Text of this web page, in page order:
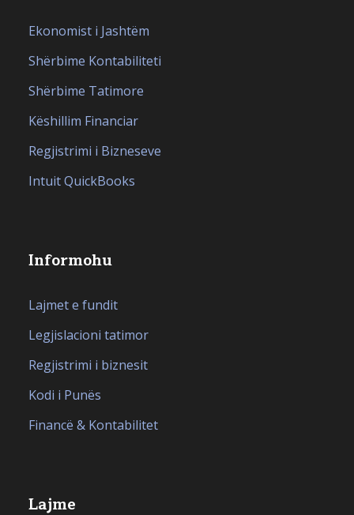
Ekonomist i Jashtëm
Shërbime Kontabiliteti
Shërbime Tatimore
Këshillim Financiar
Regjistrimi i Bizneseve
Intuit QuickBooks
Informohu
Lajmet e fundit
Legjislacioni tatimor
Regjistrimi i biznesit
Kodi i Punës
Financë & Kontabilitet
Lajme